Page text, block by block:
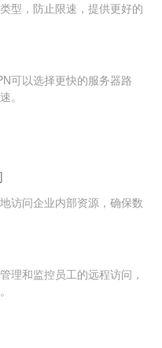
型，防止限速，提供更好的
可以选择更快的服务器路
。
访问企业内部资源，确保数
理和监控员工的远程访问，